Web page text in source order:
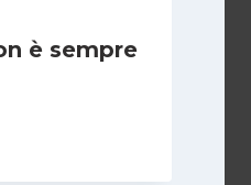
è sempre